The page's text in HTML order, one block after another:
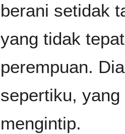
berani setidak
yang tidak
perempuan.
sepertiku,
mengintip.